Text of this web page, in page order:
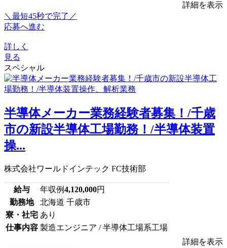
詳細を表示
＼最短45秒で完了／
応募へ進む
詳しく
見る
スペシャル
半導体メーカー業務経験者募集！/千歳
市の新設半導体工場勤務！/半導体装置
操...
株式会社ワールドインテック FC技術部
給与 年収例4,120,000円
勤務地
北海道 千歳市
寮・社宅 あり
仕事内容 製造エンジニア / 半導体工場系工場
詳細を表示